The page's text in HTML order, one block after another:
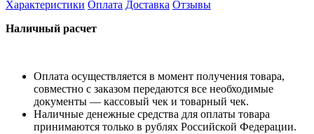
Характеристики Оплата Доставка Отзывы
Наличный расчет
Оплата осуществляется в момент получения товара,
совместно с заказом передаются все необходимые
документы — кассовый чек и товарный чек.
Наличные денежные средства для оплаты товара
принимаются только в рублях Российской Федерации.